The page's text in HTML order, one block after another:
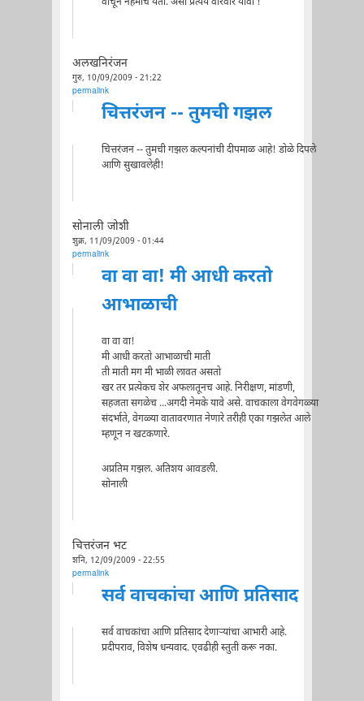
अलखनिरंजन
गुरु, 10/09/2009 - 21:22
permalink
चित्तरंजन -- तुमची गझल
चित्तरंजन -- तुमची गझल कल्पनांची दीपमाळ आहे! डोळे दिपले
आणि सुखावलेही!
सोनाली जोशी
शुक्र, 11/09/2009 - 01:44
permalink
वा वा वा! मी आधी करतो
आभाळाची
वा वा वा!
मी आधी करतो आभाळाची माती
ती माती मग मी भाळी लावत असतो
खर तर प्रत्येकच शेर अफलातूनच आहे. निरीक्षण, मांडणी,
सहजता सगळेच ...अगदी नेमके यावे असे. वाचकाला वेगवेगळ्या
संदर्भाते, वेगळ्या वातावरणात नेणारे तरीही एका गझलेत आले
म्हणून न खटकणारे.
अप्रतिम गझल. अतिशय आवडली.
सोनाली
चित्तरंजन भट
शनि, 12/09/2009 - 22:55
permalink
सर्व वाचकांचा आणि प्रतिसाद
सर्व वाचकांचा आणि प्रतिसाद देणार्‍यांचा आभारी आहे.
प्रदीपराव, विशेष धन्यवाद. एवढीही स्तुती करू नका.